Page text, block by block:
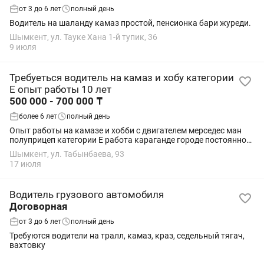
от 3 до 6 лет полный день
Водитель на шаланду камаз простой, пенсионка бари журеди.
Шымкент, ул. Тауке Хана 1-й тупик, 36
9 июля
Требуеться водитель на камаз и хобу категории
Е опыт работы 10 лет
500 000 - 700 000 ₸
более 6 лет полный день
Опыт работы на камазе и хобби с двигателем мерседес ман
полуприцеп категории Е работа караганде городе постоянно
,площадки тралы до 40 тн
Шымкент, ул. Табынбаева, 93
17 июля
Водитель грузового автомобиля
Договорная
от 3 до 6 лет полный день
Требуются водители на тралл, камаз, краз, седельный тягач,
вахтовку